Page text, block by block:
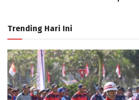
Trending Hari Ini